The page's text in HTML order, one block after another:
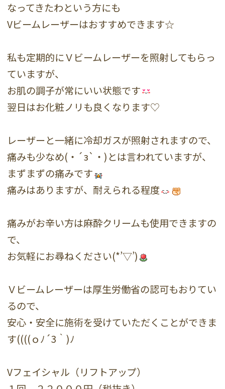
なってきたわという方にも
Vビームレーザーはおすすめできます☆
私も定期的にＶビームレーザーを照射してもらっ
ていますが、
お肌の調子が常にいい状態です
翌日はお化粧ノリも良くなります♡
レーザーと一緒に冷却ガスが照射されますので、
痛みも少なめ(・´з`・)とは言われていますが、
まずまずの痛みです
痛みはありますが、耐えられる程度
痛みがお辛い方は麻酔クリームも使用できますの
で、
お気軽にお尋ねください(*’▽’)
Ｖビームレーザーは厚生労働省の認可もおりてい
るので、
安心・安全に施術を受けていただくことができま
す((((ｏﾉ´3｀)ﾉ
Vフェイシャル（リフトアップ）